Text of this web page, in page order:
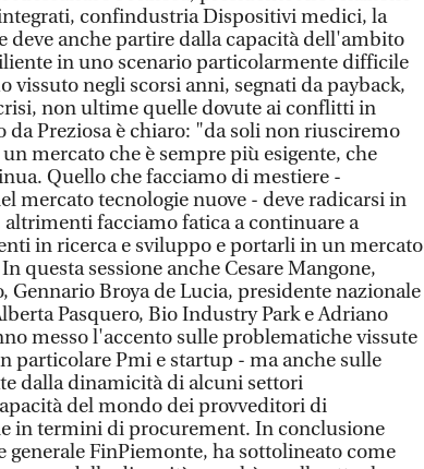
confindustria Dispositivi medici, la
deve anche partire dalla capacità dell'ambito
in uno scenario particolarmente difficile
vissuto negli scorsi anni, segnati da payback,
non ultime quelle dovute ai conflitti in
da Preziosa è chiaro: "da soli non riusciremo
mercato che è sempre più esigente, che
Quello che facciamo di mestiere -
mercato tecnologie nuove - deve radicarsi in
facciamo fatica a continuare a
in ricerca e sviluppo e portarli in un mercato
questa sessione anche Cesare Mangone,
Gennario Broya de Lucia, presidente nazionale
Pasquero, Bio Industry Park e Adriano
messo l'accento sulle problematiche vissute
particolare Pmi e startup - ma anche sulle
dalla dinamicità di alcuni settori
del mondo dei provveditori di
in termini di procurement. In conclusione
FinPiemonte, ha sottolineato come